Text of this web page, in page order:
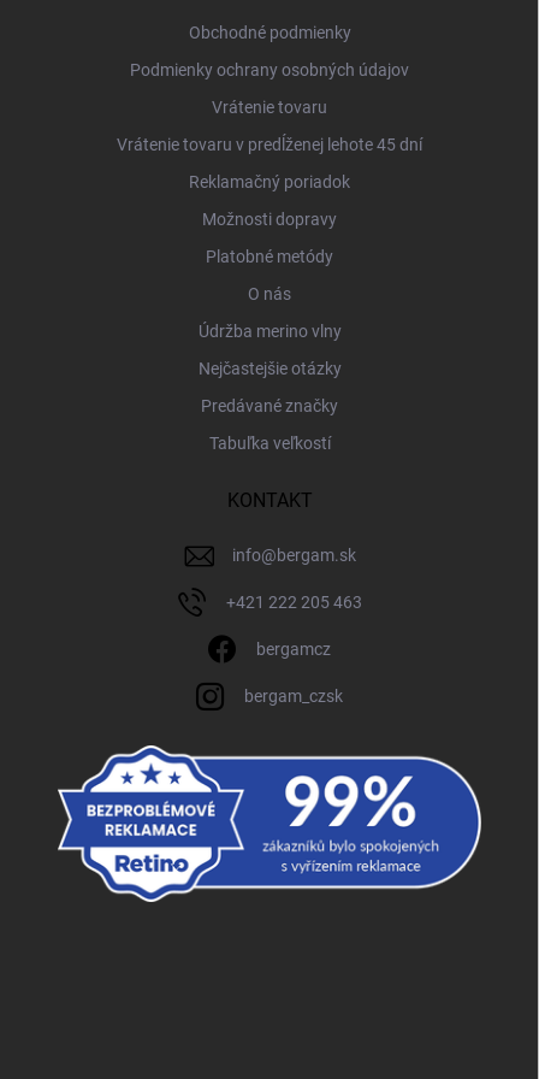
Obchodné podmienky
Podmienky ochrany osobných údajov
Vrátenie tovaru
Vrátenie tovaru v predĺženej lehote 45 dní
Reklamačný poriadok
Možnosti dopravy
Platobné metódy
O nás
Údržba merino vlny
Nejčastejšie otázky
Predávané značky
Tabuľka veľkostí
KONTAKT
info@bergam.sk
+421 222 205 463
bergamcz
bergam_czsk